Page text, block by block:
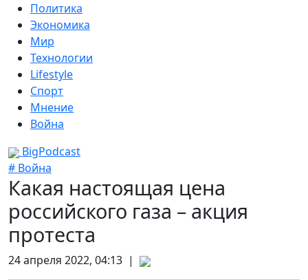
Политика
Экономика
Мир
Технологии
Lifestyle
Спорт
Мнение
Война
BigPodcast
# Война
Какая настоящая цена
российского газа – акция
протеста
24 апреля 2022, 04:13 |